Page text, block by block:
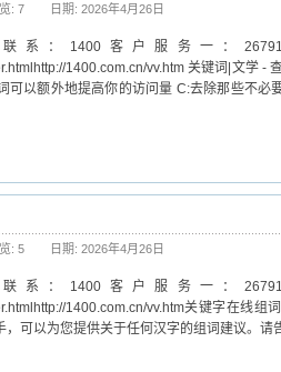
: 7 日期: 2026年4月26日
：1400客户服务一：
1400.com.cn/vv.htm 关键词|文学 -
可以额外地提高你的访问量 C:去除那些不必
: 5 日期: 2026年4月26日
：1400客户服务一：
1400.com.cn/vv.htm关键字在线组
可以为您提供关于任何汉字的组词建议。请